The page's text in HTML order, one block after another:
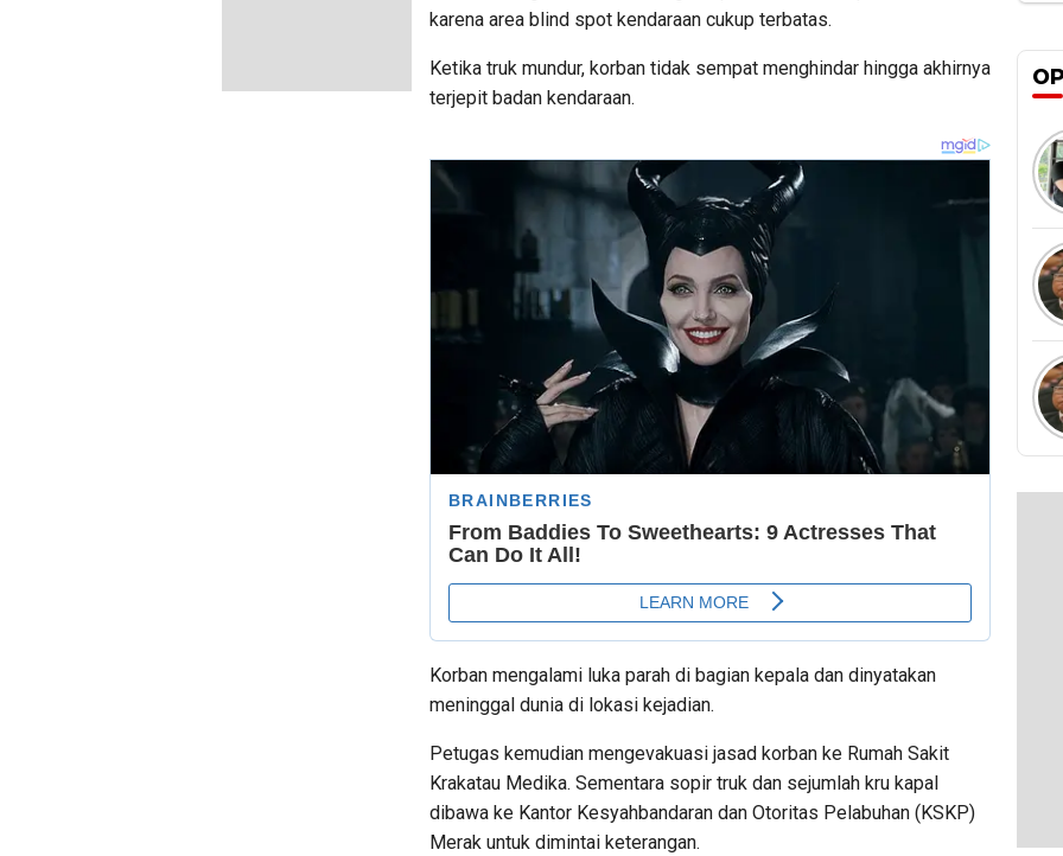
karena area blind spot kendaraan cukup terbatas.
Ketika truk mundur, korban tidak sempat menghindar hingga akhirnya
terjepit badan kendaraan.
Korban mengalami luka parah di bagian kepala dan dinyatakan
meninggal dunia di lokasi kejadian.
Petugas kemudian mengevakuasi jasad korban ke Rumah Sakit
Krakatau Medika. Sementara sopir truk dan sejumlah kru kapal
dibawa ke Kantor Kesyahbandaran dan Otoritas Pelabuhan (KSKP)
Merak untuk dimintai keterangan.